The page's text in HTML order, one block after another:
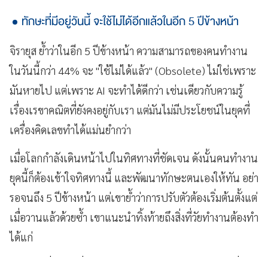
ทักษะที่มีอยู่วันนี้ จะใช้ไม่ได้อีกแล้วในอีก 5 ปีข้างหน้า
จิรายุส ย้ำว่าในอีก 5 ปีข้างหน้า ความสามารถของคนทำงาน
ในวันนี้กว่า 44% จะ "ใช้ไม่ได้แล้ว" (Obsolete) ไม่ใช่เพราะ
มันหายไป แต่เพราะ AI จะทำได้ดีกว่า เช่นเดียวกับความรู้
เรื่องเรขาคณิตที่ยังคงอยู่กับเรา แต่มันไม่มีประโยชน์ในยุคที่
เครื่องคิดเลขทำได้แม่นยำกว่า
เมื่อโลกกำลังเดินหน้าไปในทิศทางที่ชัดเจน ดังนั้นคนทำงาน
ยุคนี้ก็ต้องเข้าใจทิศทางนี้ และพัฒนาทักษะตนเองให้ทัน อย่า
รอจนถึง 5 ปีข้างหน้า แต่เขาย้ำว่าการปรับตัวต้องเริ่มต้นตั้งแต่
เมื่อวานแล้วด้วยซ้ำ เขาแนะนำทิ้งท้ายถึงสิ่งที่วัยทำงานต้องทำ
ได้แก่